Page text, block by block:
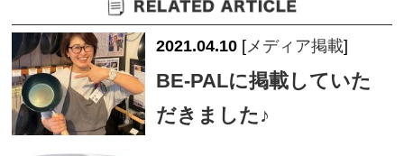
2021.04.10 [メディア掲載]
BE-PALに掲載していた
だきました♪